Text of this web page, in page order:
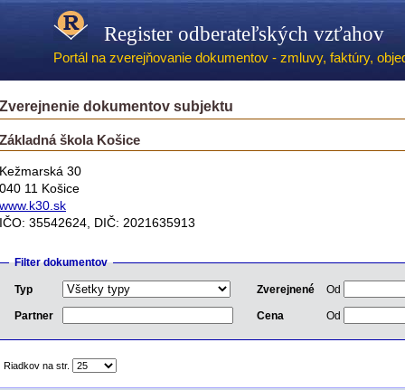
Register odberateľských vzťahov
Portál na zverejňovanie dokumentov - zmluvy, faktúry,
Zverejnenie dokumentov subjektu
Základná škola Košice
Kežmarská 30
040 11 Košice
www.k30.sk
IČO: 35542624, DIČ: 2021635913
Filter dokumentov
Typ Zverejnené Od
Partner Cena Od
Riadkov na str.